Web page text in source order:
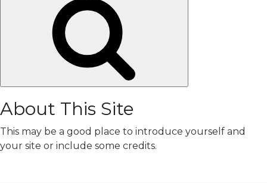
About This Site
This may be a good place to introduce yourself and
your site or include some credits.